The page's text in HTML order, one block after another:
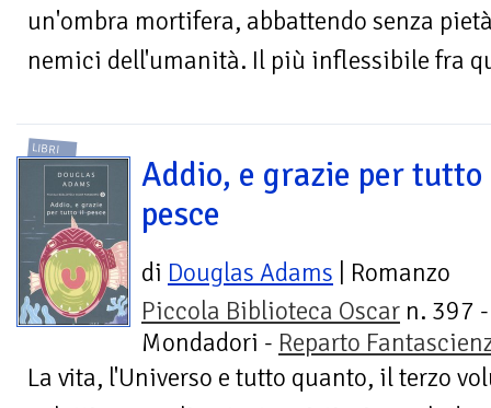
un'ombra mortifera, abbattendo senza
nemici dell'umanità. Il più inflessibile fra
LIBRI
Addio, e grazie per
pesce
di Douglas Adams | Romanzo
Piccola Biblioteca Oscar n. 397 -
Mondadori - Reparto
La vita, l'Universo e tutto quanto, il terzo